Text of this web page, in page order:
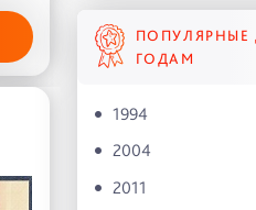
ГОДАМ
1994
2004
2011